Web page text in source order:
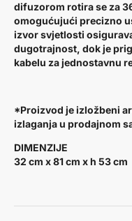
difuzorom rotira se za
omogućujući precizno
izvor svjetlosti
dugotrajnost, dok je
kabelu za jednostavnu
*Proizvod je izložbeni
izlaganja u prodajnom
DIMENZIJE
32 cm x 81 cm x h 53 cm